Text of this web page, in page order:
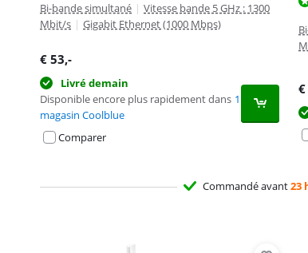
Bi-bande simultané | Vitesse bande 5 GHz : 1300
Mbit/s | Gigabit Ethernet (1000 Mbps)
€ 53,-
Livré demain
Disponible encore plus rapidement dans 1
magasin Coolblue
Comparer
€
Commandé avant23